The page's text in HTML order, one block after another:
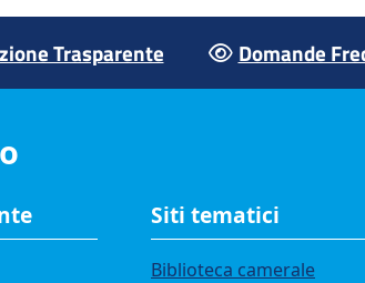
Trasparente Domande
Siti tematici
Biblioteca camerale